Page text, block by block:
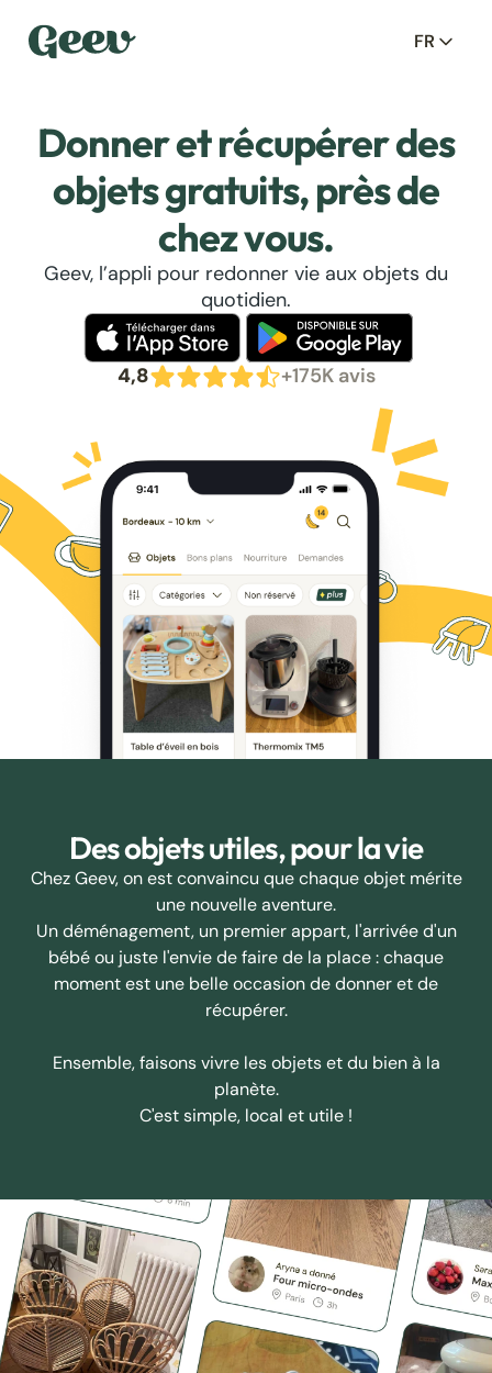
FR
Donner et récupérer des
objets gratuits, près de
chez vous.
Geev, l’appli pour redonner vie aux objets du
quotidien.
4,8 +175K avis
Des objets utiles, pour la vie
Chez Geev, on est convaincu que chaque objet mérite
une nouvelle aventure.
Un déménagement, un premier appart, l'arrivée d'un
bébé ou juste l'envie de faire de la place : chaque
moment est une belle occasion de donner et de
récupérer.
Ensemble, faisons vivre les objets et du bien à la
planète.
C'est simple, local et utile !